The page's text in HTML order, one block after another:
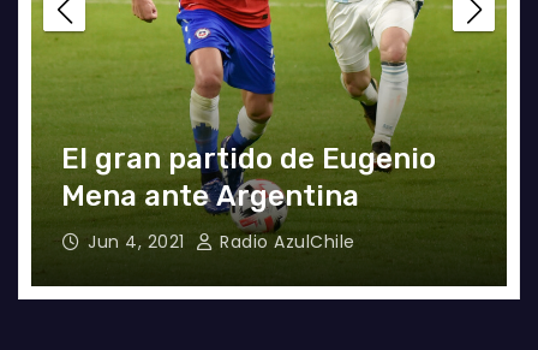
CONTINUA LA PESADILLA DE
ARAOS: NUEVA LESIÓN.
Feb 17, 2024 Alvaro Valenzuela